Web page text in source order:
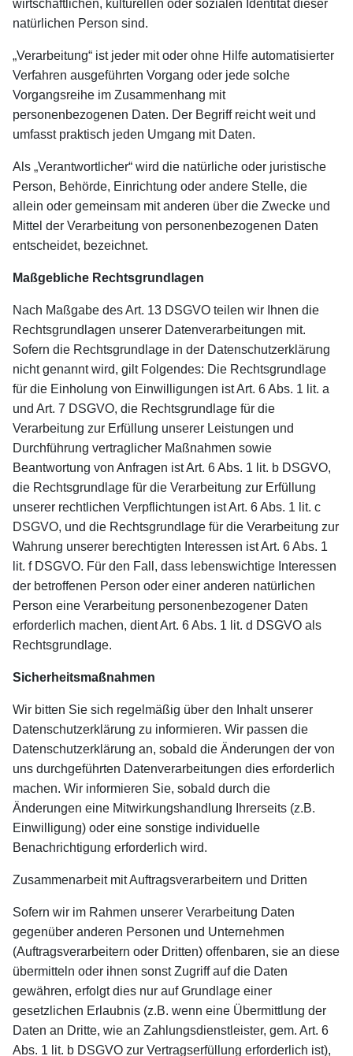
wirtschaftlichen, kulturellen oder sozialen Identität dieser
natürlichen Person sind.
„Verarbeitung“ ist jeder mit oder ohne Hilfe automatisierter
Verfahren ausgeführten Vorgang oder jede solche
Vorgangsreihe im Zusammenhang mit
personenbezogenen Daten. Der Begriff reicht weit und
umfasst praktisch jeden Umgang mit Daten.
Als „Verantwortlicher“ wird die natürliche oder juristische
Person, Behörde, Einrichtung oder andere Stelle, die
allein oder gemeinsam mit anderen über die Zwecke und
Mittel der Verarbeitung von personenbezogenen Daten
entscheidet, bezeichnet.
Maßgebliche Rechtsgrundlagen
Nach Maßgabe des Art. 13 DSGVO teilen wir Ihnen die
Rechtsgrundlagen unserer Datenverarbeitungen mit.
Sofern die Rechtsgrundlage in der Datenschutzerklärung
nicht genannt wird, gilt Folgendes: Die Rechtsgrundlage
für die Einholung von Einwilligungen ist Art. 6 Abs. 1 lit. a
und Art. 7 DSGVO, die Rechtsgrundlage für die
Verarbeitung zur Erfüllung unserer Leistungen und
Durchführung vertraglicher Maßnahmen sowie
Beantwortung von Anfragen ist Art. 6 Abs. 1 lit. b DSGVO,
die Rechtsgrundlage für die Verarbeitung zur Erfüllung
unserer rechtlichen Verpflichtungen ist Art. 6 Abs. 1 lit. c
DSGVO, und die Rechtsgrundlage für die Verarbeitung zur
Wahrung unserer berechtigten Interessen ist Art. 6 Abs. 1
lit. f DSGVO. Für den Fall, dass lebenswichtige Interessen
der betroffenen Person oder einer anderen natürlichen
Person eine Verarbeitung personenbezogener Daten
erforderlich machen, dient Art. 6 Abs. 1 lit. d DSGVO als
Rechtsgrundlage.
Sicherheitsmaßnahmen
Wir bitten Sie sich regelmäßig über den Inhalt unserer
Datenschutzerklärung zu informieren. Wir passen die
Datenschutzerklärung an, sobald die Änderungen der von
uns durchgeführten Datenverarbeitungen dies erforderlich
machen. Wir informieren Sie, sobald durch die
Änderungen eine Mitwirkungshandlung Ihrerseits (z.B.
Einwilligung) oder eine sonstige individuelle
Benachrichtigung erforderlich wird.
Zusammenarbeit mit Auftragsverarbeitern und Dritten
Sofern wir im Rahmen unserer Verarbeitung Daten
gegenüber anderen Personen und Unternehmen
(Auftragsverarbeitern oder Dritten) offenbaren, sie an diese
übermitteln oder ihnen sonst Zugriff auf die Daten
gewähren, erfolgt dies nur auf Grundlage einer
gesetzlichen Erlaubnis (z.B. wenn eine Übermittlung der
Daten an Dritte, wie an Zahlungsdienstleister, gem. Art. 6
Abs. 1 lit. b DSGVO zur Vertragserfüllung erforderlich ist),